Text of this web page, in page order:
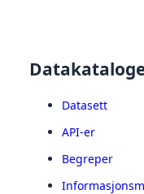
Datasett
API-er
Begreper